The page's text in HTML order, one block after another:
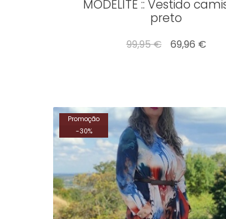
MODÉLITE :: Vestido
preto
99,95 € 69,96 €
Promoção
-30%